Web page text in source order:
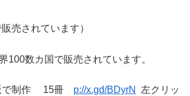
売されています）
100数カ国で販売されています。
で制作 15冊 p://x.gd/BDyrN
左クリッ